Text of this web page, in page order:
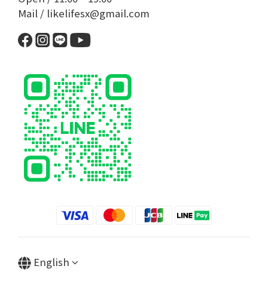
Mail / likelifesx@gmail.com
English